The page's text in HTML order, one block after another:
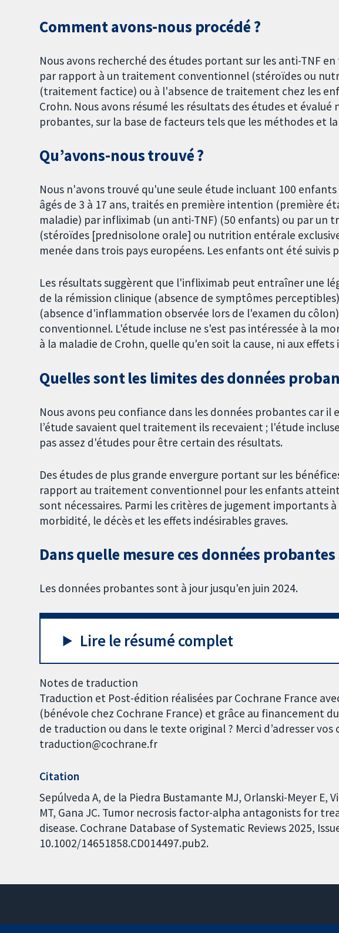
Comment avons-nous procédé ?
Nous avons recherché des études portant sur les anti-TNF
par rapport à un traitement conventionnel (stéroïdes ou
(traitement factice) ou à l'absence de traitement chez les
Crohn. Nous avons résumé les résultats des études et
probantes, sur la base de facteurs tels que les méthodes et
Qu’avons-nous trouvé ?
Nous n'avons trouvé qu'une seule étude incluant 100
âgés de 3 à 17 ans, traités en première intention (première
maladie) par infliximab (un anti-TNF) (50 enfants) ou par un
(stéroïdes [prednisolone orale] ou nutrition entérale
menée dans trois pays européens. Les enfants ont été suivis
Les résultats suggèrent que l'infliximab peut entraîner une
de la rémission clinique (absence de symptômes
(absence d'inflammation observée lors de l'examen du
conventionnel. L'étude incluse ne s'est pas intéressée à la
à la maladie de Crohn, quelle qu'en soit la cause, ni aux
Quelles sont les limites des données
Nous avons peu confiance dans les données probantes car il
l’étude savaient quel traitement ils recevaient ; l'étude
pas assez d'études pour être certain des résultats.
Des études de plus grande envergure portant sur les
rapport au traitement conventionnel pour les enfants
sont nécessaires. Parmi les critères de jugement importants
morbidité, le décès et les effets indésirables graves.
Dans quelle mesure ces données
Les données probantes sont à jour jusqu'en juin 2024.
Lire le résumé complet
Notes de traduction
Traduction et Post-édition réalisées par Cochrane France
(bénévole chez Cochrane France) et grâce au financement
de traduction ou dans le texte original ? Merci d’adresser vos
traduction@cochrane.fr
Citation
Sepúlveda A, de la Piedra Bustamante MJ, Orlanski-Meyer E,
MT, Gana JC. Tumor necrosis factor-alpha antagonists for
disease. Cochrane Database of Systematic Reviews 2025,
10.1002/14651858.CD014497.pub2.